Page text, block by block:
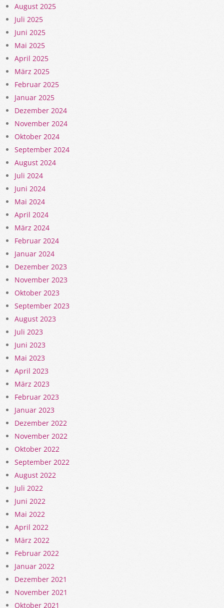
August 2025
Juli 2025
Juni 2025
Mai 2025
April 2025
März 2025
Februar 2025
Januar 2025
Dezember 2024
November 2024
Oktober 2024
September 2024
August 2024
Juli 2024
Juni 2024
Mai 2024
April 2024
März 2024
Februar 2024
Januar 2024
Dezember 2023
November 2023
Oktober 2023
September 2023
August 2023
Juli 2023
Juni 2023
Mai 2023
April 2023
März 2023
Februar 2023
Januar 2023
Dezember 2022
November 2022
Oktober 2022
September 2022
August 2022
Juli 2022
Juni 2022
Mai 2022
April 2022
März 2022
Februar 2022
Januar 2022
Dezember 2021
November 2021
Oktober 2021